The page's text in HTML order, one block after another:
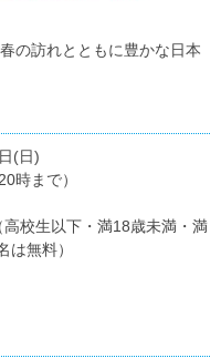
の訪れとともに豊かな日本
(日)
時まで）
校生以下・満18歳未満・満
無料）